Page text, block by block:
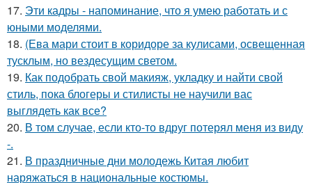
17. Эти кадры - напоминание, что я умею работать и с
юными моделями.
18. (Ева мари стоит в коридоре за кулисами, освещенная
тусклым, но вездесущим светом.
19. Как подобрать свой макияж, укладку и найти свой
стиль, пока блогеры и стилисты не научили вас
выглядеть как все?
20. В том случае, если кто-то вдруг потерял меня из виду
-.
21. В праздничные дни молодежь Китая любит
наряжаться в национальные костюмы.